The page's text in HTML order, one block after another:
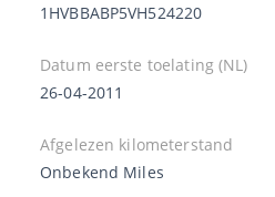
1HVBBABP5VH524220
Datum eerste toelating (NL)
26-04-2011
Afgelezen kilometerstand
Onbekend Miles